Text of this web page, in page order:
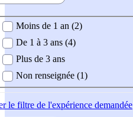
demandée
Moins de 1 an (2)
De 1 à 3 ans (4)
Plus de 3 ans
Non renseignée (1)
le filtre de l'expérience demandée